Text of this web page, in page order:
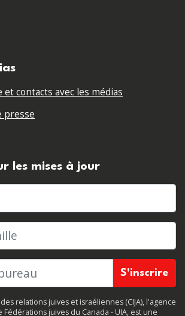
contacts avec les médias
presse
les mises à jour
relations juives et israéliennes (CIJA), l'agence
juives du Canada - UIA, est une